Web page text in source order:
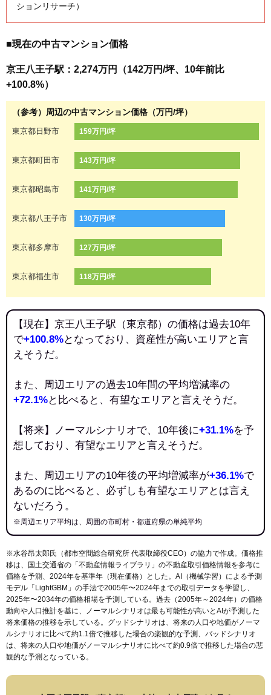
ションリサーチ）
■現在の中古マンション価格
京王八王子駅：2,274万円（142万円/坪、10年前比
+100.8%）
（参考）周辺の中古マンション価格（万円/坪）
東京都日野市 159万円/坪
東京都町田市 143万円/坪
東京都昭島市 141万円/坪
東京都八王子市 130万円/坪
東京都多摩市 127万円/坪
東京都福生市 118万円/坪
【現在】京王八王子駅（東京都）の価格は過去10年
で+100.8%となっており、資産性が高いエリアと言
えそうだ。
また、周辺エリアの過去10年間の平均増減率の
+72.1%と比べると、有望なエリアと言えそうだ。
【将来】ノーマルシナリオで、10年後に+31.1%を予
想しており、有望なエリアと言えそうだ。
また、周辺エリアの10年後の平均増減率が+36.1%で
あるのに比べると、必ずしも有望なエリアとは言え
ないだろう。
※周辺エリア平均は、周囲の市町村・都道府県の単純平均
※水谷昂太郎氏（都市空間総合研究所 代表取締役CEO）の協力で作成。価格推
移は、国土交通省の「 不動産情報ライブラリ 」の不動産取引価格情報を参考に
価格を予測、2024年を基準年（現在価格）とした。AI（機械学習）による予測
モデル「LightGBM」の手法で2005年〜2024年までの取引データを学習し、
2025年〜2034年の価格相場を予測している。過去（2005年～2024年）の価格
動向や人口推計を基に、ノーマルシナリオは最も可能性が高いとAIが予測した
将来価格の推移を示している。グッドシナリオは、将来の人口や地価がノーマ
ルシナリオに比べて約1.1倍で推移した場合の楽観的な予測、バッドシナリオ
は、将来の人口や地価がノーマルシナリオに比べて約0.9倍で推移した場合の悲
観的な予測となっている。